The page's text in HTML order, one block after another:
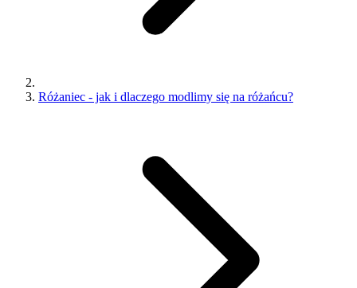
Różaniec - jak i dlaczego modlimy się na różańcu?